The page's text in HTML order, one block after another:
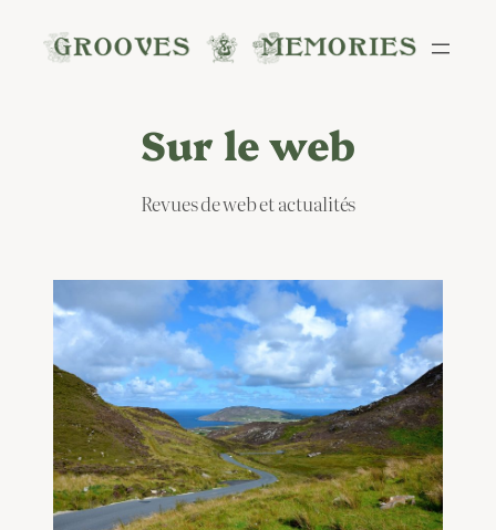
contenu
Sur le web
Revues de web et actualités